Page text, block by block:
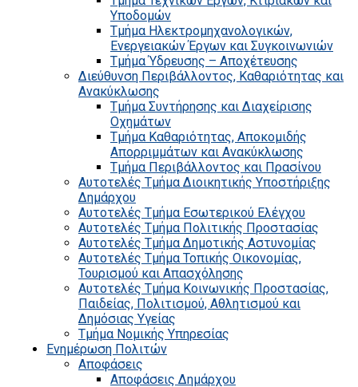
Υποδομών
Τμήμα Ηλεκτρομηχανολογικών,
Ενεργειακών Έργων και Συγκοινωνιών
Τμήμα Ύδρευσης – Αποχέτευσης
Διεύθυνση Περιβάλλοντος, Καθαριότητας και
Ανακύκλωσης
Τμήμα Συντήρησης και Διαχείρισης
Οχημάτων
Τμήμα Καθαριότητας, Αποκομιδής
Απορριμμάτων και Ανακύκλωσης
Τμήμα Περιβάλλοντος και Πρασίνου
Αυτοτελές Τμήμα Διοικητικής Υποστήριξης
Δημάρχου
Αυτοτελές Τμήμα Εσωτερικού Ελέγχου
Αυτοτελές Τμήμα Πολιτικής Προστασίας
Αυτοτελές Τμήμα Δημοτικής Αστυνομίας
Αυτοτελές Τμήμα Τοπικής Οικονομίας,
Τουρισμού και Απασχόλησης
Αυτοτελές Τμήμα Κοινωνικής Προστασίας,
Παιδείας, Πολιτισμού, Αθλητισμού και
Δημόσιας Υγείας
Τμήμα Νομικής Υπηρεσίας
Ενημέρωση Πολιτών
Αποφάσεις
Αποφάσεις Δημάρχου